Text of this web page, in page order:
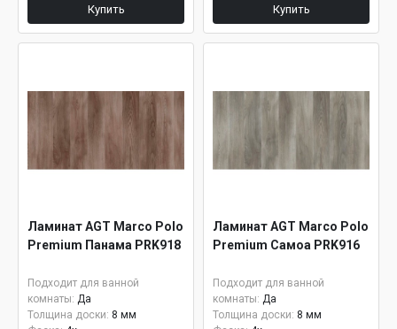
Купить Купить
Ламинат AGT Marco Polo
Premium Панама PRK918
Подходит для ванной
комнаты: Да
Толщина доски: 8 мм
Ламинат AGT Marco Polo
Premium Самоа PRK916
Подходит для ванной
комнаты: Да
Толщина доски: 8 мм